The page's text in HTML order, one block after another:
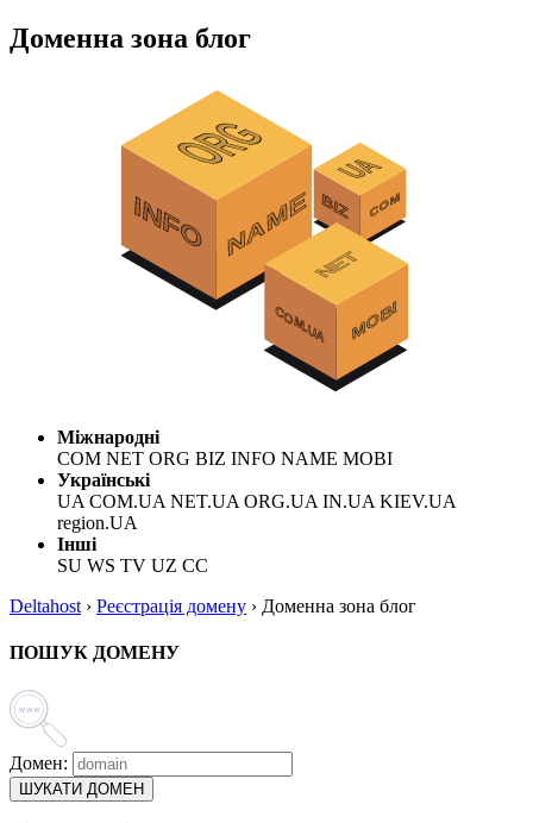
Доменна зона блог
Міжнародні
COM NET ORG BIZ INFO NAME MOBI
Українські
UA COM.UA NET.UA ORG.UA IN.UA KIEV.UA
region.UA
Інші
SU WS TV UZ CC
Deltahost › Реєстрація домену › Доменна зона блог
ПОШУК ДОМЕНУ
Домен:
ШУКАТИ ДОМЕН